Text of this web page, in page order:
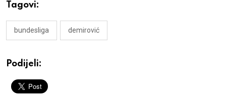
Tagovi:
bundesliga demirović
Podijeli: